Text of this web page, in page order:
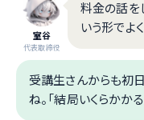
室谷
代表取締役
料金の話を
いう形でよ
受講生さんからも初
ね。「結局いくらかかる